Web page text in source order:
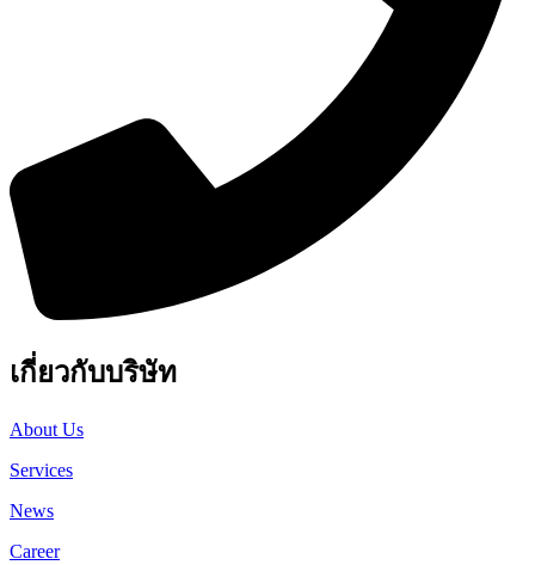
เกี่ยวกับบริษัท
About Us
Services
News
Career